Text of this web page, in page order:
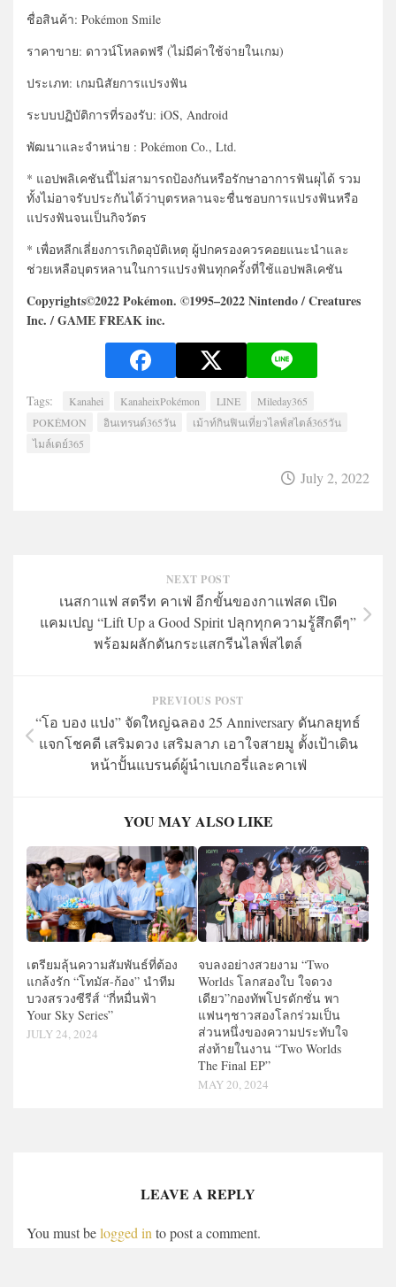
ชื่อสินค้า: Pokémon Smile
ราคาขาย: ดาวน์โหลดฟรี (ไม่มีค่าใช้จ่ายในเกม)
ประเภท: เกมนิสัยการแปรงฟัน
ระบบปฏิบัติการที่รองรับ: iOS, Android
พัฒนาและจำหน่าย : Pokémon Co., Ltd.
* แอปพลิเคชันนี้ไม่สามารถป้องกันหรือรักษาอาการฟันผุได้ รวม
ทั้งไม่อาจรับประกันได้ว่าบุตรหลานจะชื่นชอบการแปรงฟันหรือ
แปรงฟันจนเป็นกิจวัตร
* เพื่อหลีกเลี่ยงการเกิดอุบัติเหตุ ผู้ปกครองควรคอยแนะนำและ
ช่วยเหลือบุตรหลานในการแปรงฟันทุกครั้งที่ใช้แอปพลิเคชัน
Copyrights©2022 Pokémon. ©1995–2022 Nintendo / Creatures
Inc. / GAME FREAK inc.
Tags: Kanahei KanaheixPokémon LINE
Mileday365
POKÉMON
อินเทรนด์365วัน
เม้าท์กินฟินเที่ยวไลฟ์สไตล์365วัน
ไมล์เดย์365
July 2, 2022
NEXT POST
เนสกาแฟ สตรีท คาเฟ่ อีกขั้นของกาแฟสด เปิด
แคมเปญ “Lift Up a Good Spirit ปลุกทุกความรู้สึกดีๆ”
พร้อมผลักดันกระแสกรีนไลฟ์สไตล์
PREVIOUS POST
“โอ บอง แปง” จัดใหญ่ฉลอง 25 Anniversary ดันกลยุทธ์
แจกโชคดี เสริมดวง เสริมลาภ เอาใจสายมู ตั้งเป้าเดิน
หน้าปั้นแบรนด์ผู้นำเบเกอรี่และคาเฟ่
YOU MAY ALSO LIKE
เตรียมลุ้นความสัมพันธ์ที่ต้อง
แกล้งรัก “โทมัส-ก้อง” นำทีม
บวงสรวงซีรีส์ “กี่หมื่นฟ้า
Your Sky Series”
JULY 24, 2024
จบลงอย่างสวยงาม “Two
Worlds โลกสองใบ ใจดวง
เดียว”กองทัพโปรดักชั่น พา
แฟนๆชาวสองโลกร่วมเป็น
ส่วนหนึ่งของความประทับใจ
ส่งท้ายในงาน “Two Worlds
The Final EP”
MAY 20, 2024
LEAVE A REPLY
You must belogged into post a comment.